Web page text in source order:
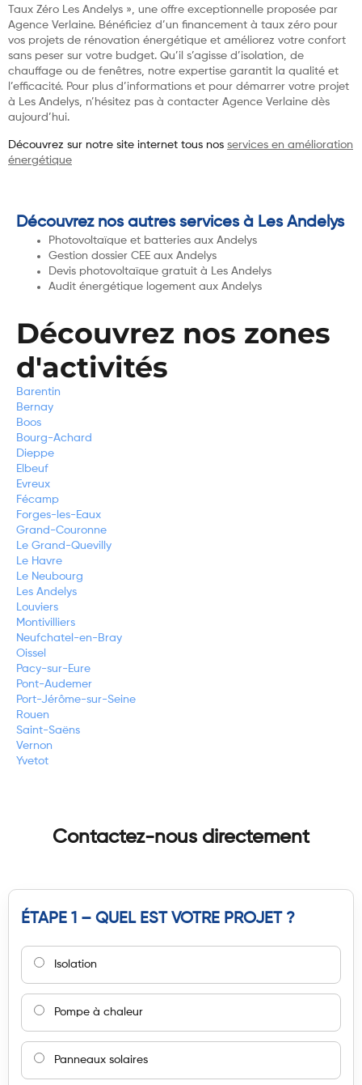
Taux Zéro Les Andelys », une offre exceptionnelle proposée par
Agence Verlaine. Bénéficiez d’un financement à taux zéro pour
vos projets de rénovation énergétique et améliorez votre confort
sans peser sur votre budget. Qu’il s’agisse d’isolation, de
chauffage ou de fenêtres, notre expertise garantit la qualité et
l’efficacité. Pour plus d’informations et pour démarrer votre projet
à Les Andelys, n’hésitez pas à contacter Agence Verlaine dès
aujourd’hui.
Découvrez sur notre site internet tous nos services en amélioration
énergétique
Découvrez nos autres services à Les Andelys
Photovoltaïque et batteries aux Andelys
Gestion dossier CEE aux Andelys
Devis photovoltaïque gratuit à Les Andelys
Audit énergétique logement aux Andelys
Découvrez nos zones
d'activités
Barentin
Bernay
Boos
Bourg-Achard
Dieppe
Elbeuf
Evreux
Fécamp
Forges-les-Eaux
Grand-Couronne
Le Grand-Quevilly
Le Havre
Le Neubourg
Les Andelys
Louviers
Montivilliers
Neufchatel-en-Bray
Oissel
Pacy-sur-Eure
Pont-Audemer
Port-Jérôme-sur-Seine
Rouen
Saint-Saëns
Vernon
Yvetot
Contactez-nous directement
ÉTAPE 1 – QUEL EST VOTRE PROJET ?
Isolation
Pompe à chaleur
Panneaux solaires